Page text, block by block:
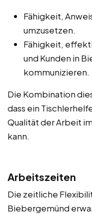
Fähigkeit,
umzusetzen.
Fähigkeit,
und Kunden in
kommunizieren.
Die Kombination
dass ein
Qualität der Arbeit
kann.
Arbeitszeiten
Die zeitliche
Biebergemünd